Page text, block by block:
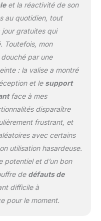
les injecteurs,
de liquide de
les
les essuie-glaces,
les
etc., ce qui
idéal. pour
ateliers de
automobile
le
de diagnostic du
8+ services
à chaud
prend en
8 des services les
y
les
et la réactivité de son
au quotidien, tout
jour gratuites qui
Toutefois, mon
par une
: la valise a montré
et le support
face à mes
disparaître
frustrant, et
avec certains
utilisation hasardeuse.
potentiel et d’un bon
de défauts de
difficile à
pour le moment.